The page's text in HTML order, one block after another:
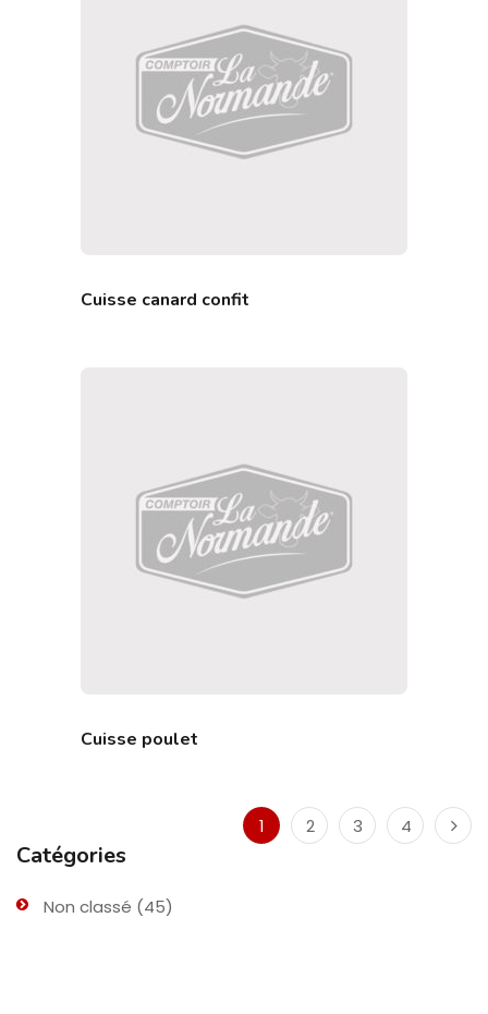
Catégories
Non classé (45)
Cuisse canard confit
Cuisse poulet
1 2 3 4